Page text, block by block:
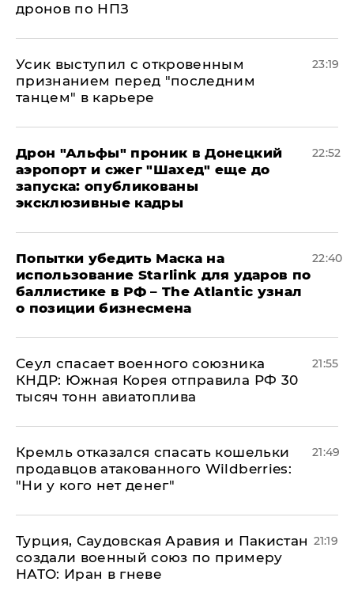
дронов по НПЗ
Усик выступил с откровенным
признанием перед "последним
танцем" в карьере
23:19
Дрон "Альфы" проник в Донецкий
аэропорт и сжег "Шахед" еще до
запуска: опубликованы
эксклюзивные кадры
22:52
Попытки убедить Маска на
использование Starlink для ударов по
баллистике в РФ – The Atlantic узнал
о позиции бизнесмена
22:40
​Сеул спасает военного союзника
КНДР: Южная Корея отправила РФ 30
тысяч тонн авиатоплива
21:55
Кремль отказался спасать кошельки
продавцов атакованного Wildberries:
"Ни у кого нет денег"
21:49
Турция, Саудовская Аравия и Пакистан
создали военный союз по примеру
НАТО: Иран в гневе
21:19